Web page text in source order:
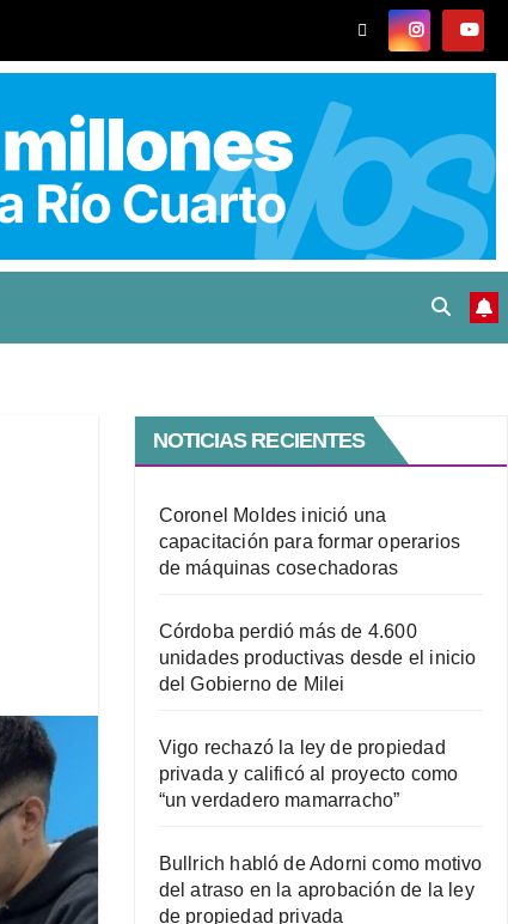
NOTICIAS RECIENTES
Coronel Moldes inició una
capacitación para formar operarios
de máquinas cosechadoras
Córdoba perdió más de 4.600
unidades productivas desde el inicio
del Gobierno de Milei
Vigo rechazó la ley de propiedad
privada y calificó al proyecto como
“un verdadero mamarracho”
Bullrich habló de Adorni como motivo
del atraso en la aprobación de la ley
de propiedad privada